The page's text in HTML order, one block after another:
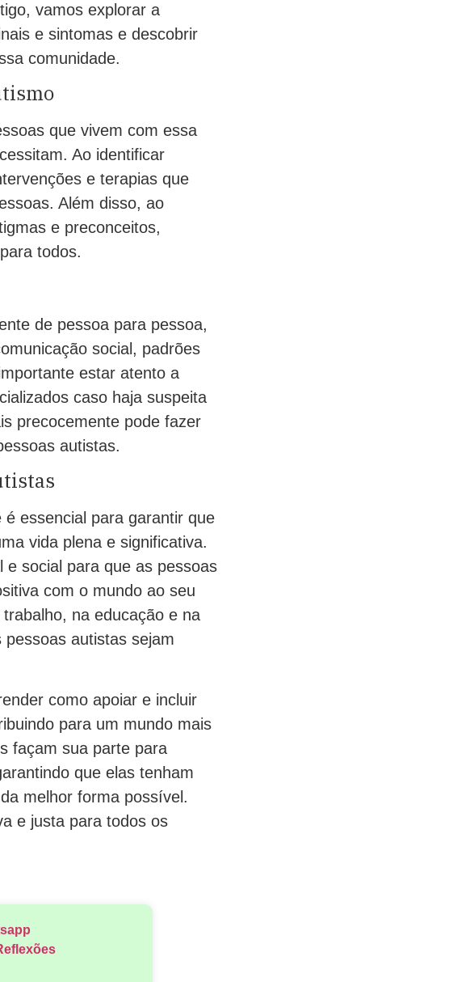
vamos explorar a
e sintomas e descobrir
comunidade.
que vivem com essa
Ao identificar
e terapias que
Além disso, ao
e preconceitos,
todos.
de pessoa para pessoa,
social, padrões
estar atento a
caso haja suspeita
precocemente pode fazer
autistas.
essencial para garantir que
vida plena e significativa.
e social para que as pessoas
com o mundo ao seu
na educação e na
autistas sejam
como apoiar e incluir
para um mundo mais
façam sua parte para
que elas tenham
melhor forma possível.
e justa para todos os